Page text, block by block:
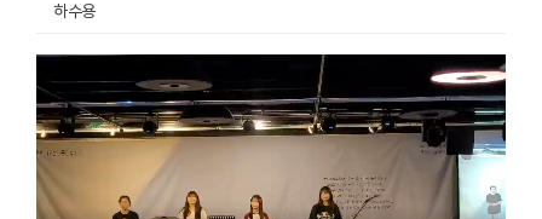
하수용